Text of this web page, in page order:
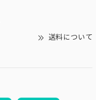
送料について